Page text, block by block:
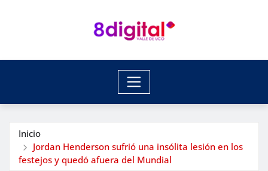
Inicio
Jordan Henderson sufrió una insólita lesión en los
festejos y quedó afuera del Mundial